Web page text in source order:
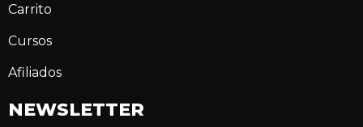
Carrito
Cursos
Afiliados
NEWSLETTER